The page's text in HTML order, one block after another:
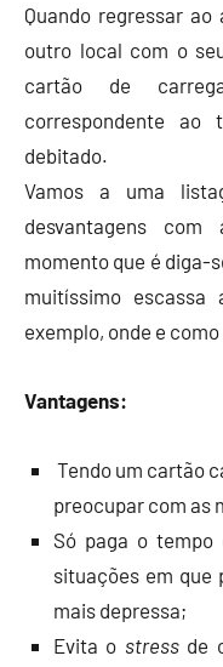
Quando regressar
outro local com o
cartão de
correspondente ao
debitado.
Vamos a uma
desvantagens com
momento que é diga-
muitíssimo
exemplo, onde e
Vantagens:
Tendo um cartão
preocupar com as
Só paga o tempo
situações em que
mais depressa;
Evita o stressde